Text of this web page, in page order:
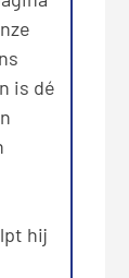
is dé
hij